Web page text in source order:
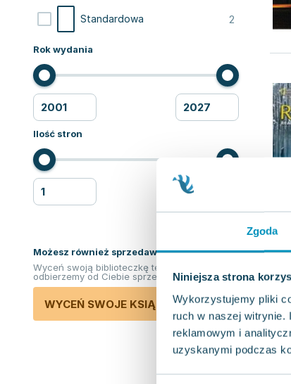
Zgoda
Niniejsza strona
Wykorzystujemy pliki
ruch w naszej witrynie.
reklamowym i
uzyskanymi podczas
Standardowa 2
Rok wydania
Ilość stron
Możesz również sprzedawać ksiązki!
Wyceń swoją biblioteczkę teraz. Odkupimy i
odbierzemy od Ciebie sprzedane książki.
WYCEŃ SWOJE KSIĄŻKI